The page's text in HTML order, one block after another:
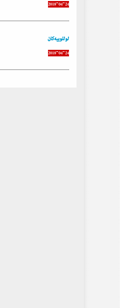
2018-04-24
لوللوییە‌كان
2018-04-24